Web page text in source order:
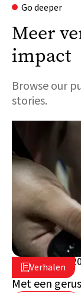
Go deeper
Meer
impact
Browse our
stories.
Verhalen
5 augustus
Libanon
Met een